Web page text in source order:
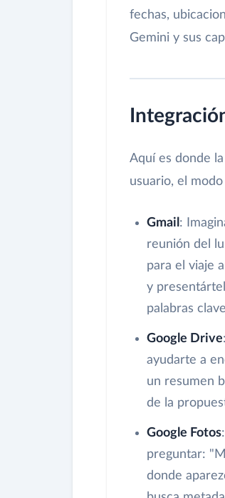
fechas,
Gemini y sus
Aquí es donde
usuario, el
Gmail :
reunión del
para el viaje
y
palabras
Google Drive
ayudarte a
un resumen
de la
Google Fotos
preguntar:
donde